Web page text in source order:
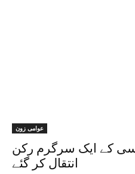
عوامی زون
کے ایک سرگرم رکن
انتقال کر گئے